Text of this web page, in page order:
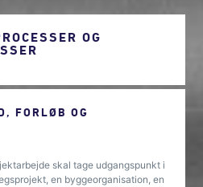
OG
FORLØB OG
skal tage udgangspunkt i
en byggeorganisation, en